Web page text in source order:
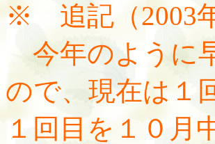
※ 追記（2003
今年のように
ので、現在は１
１回目を１０月